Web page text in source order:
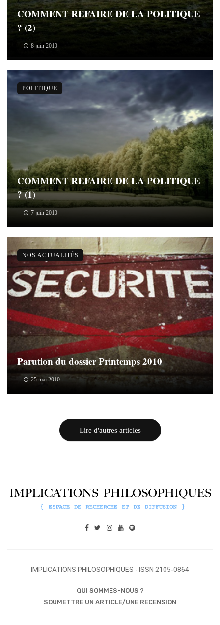
COMMENT REFAIRE DE LA POLITIQUE
? (2)
8 juin 2010
COMMENT REFAIRE DE LA POLITIQUE
? (1)
7 juin 2010
POLITIQUE
Parution du dossier Printemps 2010
25 mai 2010
NOS ACTUALITÉS
Lire d'autres articles
IMPLICATIONS PHILOSOPHIQUES - ISSN 2105-0864
QUI SOMMES-NOUS ?
SOUMETTRE UN ARTICLE/UNE RECENSION